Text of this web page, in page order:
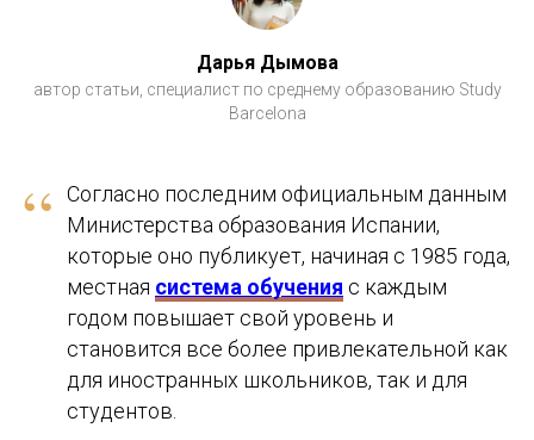
Дарья Дымова
автор статьи, специалист по среднему образованию Study
Barcelona
“
Согласно последним официальным данным
Министерства образования Испании,
которые оно публикует, начиная с 1985 года,
местная система обучения с каждым
годом повышает свой уровень и
становится все более привлекательной как
для иностранных школьников, так и для
студентов.